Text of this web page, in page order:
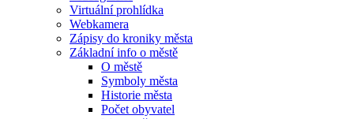
Virtuální prohlídka
Webkamera
Zápisy do kroniky města
Základní info o městě
O městě
Symboly města
Historie města
Počet obyvatel